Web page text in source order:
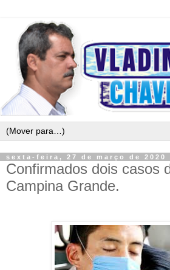
sexta-feira, 27 de março de 2020
Confirmados dois casos
Campina Grande.